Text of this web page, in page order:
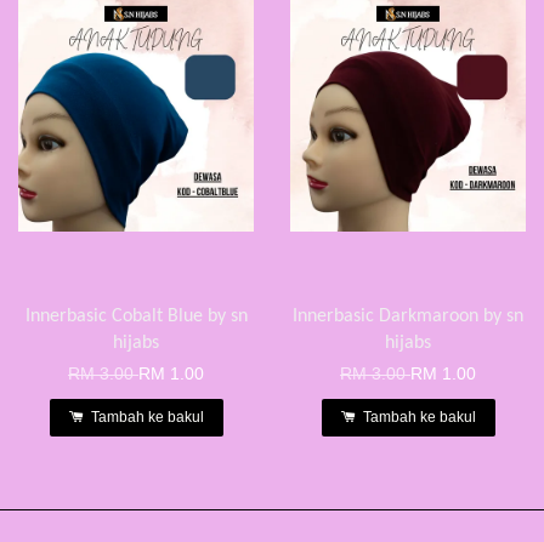
Innerbasic Cobalt Blue by sn
hijabs
RM 3.00RM 1.00
Tambah ke bakul
Innerbasic Darkmaroon by sn
hijabs
RM 3.00RM 1.00
Tambah ke bakul